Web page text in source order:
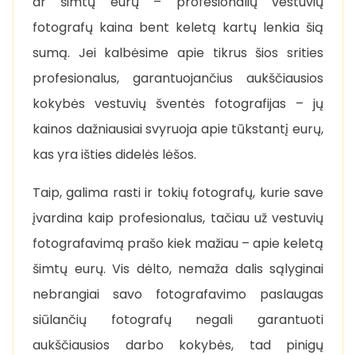
fotografų kaina bent keletą kartų lenkia šią
sumą. Jei kalbėsime apie tikrus šios srities
profesionalus, garantuojančius aukščiausios
kokybės vestuvių šventės fotografijas – jų
kainos dažniausiai svyruoja apie tūkstantį eurų,
kas yra išties didelės lėšos.
Taip, galima rasti ir tokių fotografų, kurie save
įvardina kaip profesionalus, tačiau už vestuvių
fotografavimą prašo kiek mažiau – apie keletą
šimtų eurų. Vis dėlto, nemaža dalis sąlyginai
nebrangiai savo fotografavimo paslaugas
siūlančių fotografų negali garantuoti
aukščiausios darbo kokybės, tad pinigų